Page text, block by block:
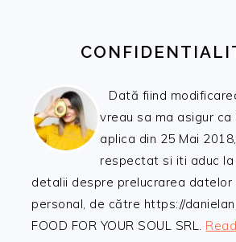
Dată fiind
vreau sa ma asigur ca
aplica din 25 Mai
respectat si iti aduc
detalii despre prelucrarea
personal, de către https://
FOOD FOR YOUR SOUL SRL.